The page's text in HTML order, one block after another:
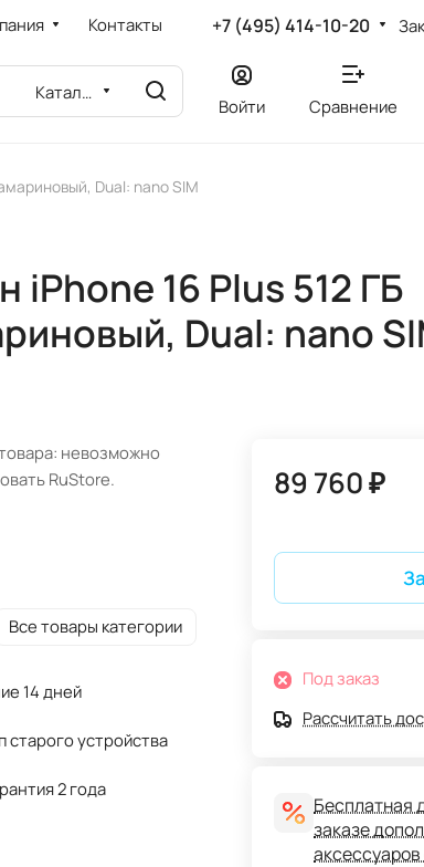
Контакты +7 (495) 414-10-20
Каталог
Войти Сравнение
Dual: nano SIM
iPhone 16 Plus 512 ГБ
Dual: nano
невозможно
RuStore.
Все товары категории
14 дней
старого устройства
2 года
89 760 ₽
Под заказ
Рассчитать
Бесплатная
заказе